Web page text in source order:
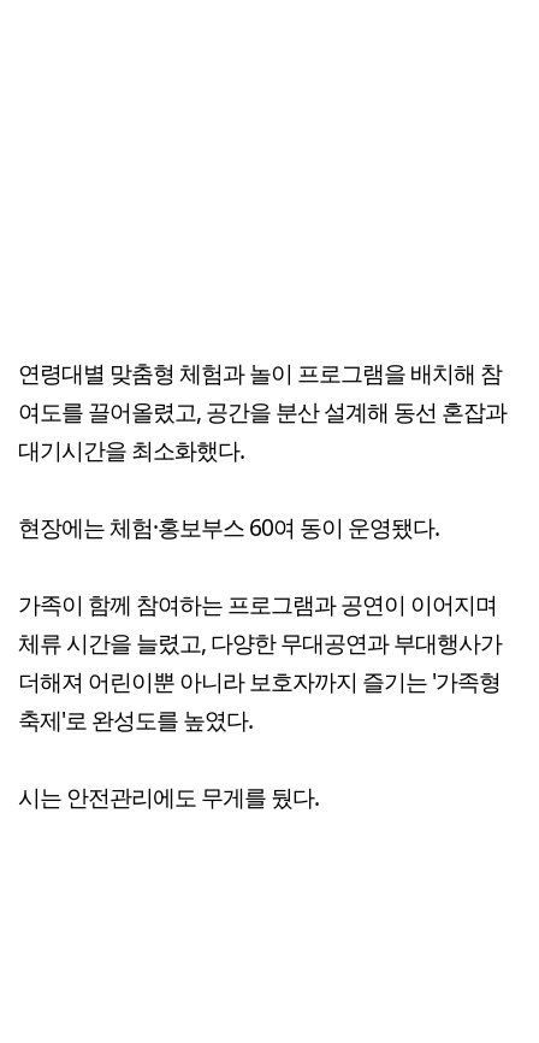
연령대별 맞춤형 체험과 놀이 프로그램을 배치해 참
여도를 끌어올렸고, 공간을 분산 설계해 동선 혼잡과
대기시간을 최소화했다.
현장에는 체험·홍보부스 60여 동이 운영됐다.
가족이 함께 참여하는 프로그램과 공연이 이어지며
체류 시간을 늘렸고, 다양한 무대공연과 부대행사가
더해져 어린이뿐 아니라 보호자까지 즐기는 '가족형
축제'로 완성도를 높였다.
시는 안전관리에도 무게를 뒀다.